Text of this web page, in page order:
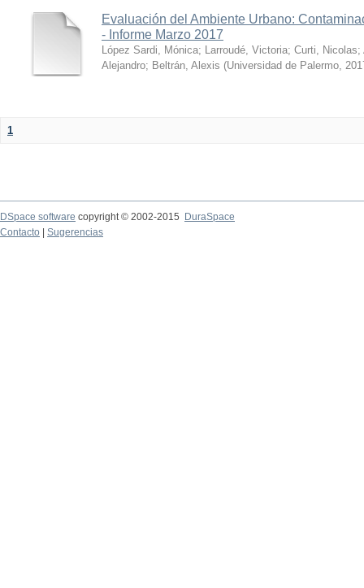
Evaluación del Ambiente Urbano:
- Informe Marzo 2017
López Sardi, Mónica; Larroudé, Victoria; Curti, Nicolas;
Alejandro; Beltrán, Alexis (Universidad de Palermo,
1
DSpace software copyright © 2002-2015
DuraSpace
Contacto
Sugerencias